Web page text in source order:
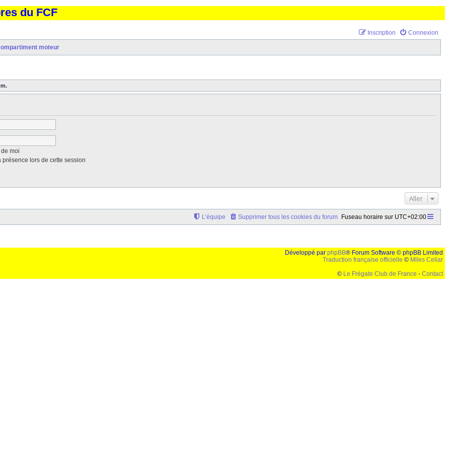
du FCF
Connexion
Inscription
moteur
moi
présence lors de cette session
Aller
Fuseau horaire sur UTC+02:00
Supprimer tous les cookies du forum
L’équipe
Développé par phpBB® Forum Software © phpBB Limited
Traduction française officielle © Miles Cellar
© Le Frégate Club de France - Contact